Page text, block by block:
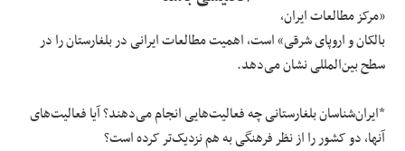
«مرکز مطالعات ایران،
بالکان و اروپای شرقی» است، اهمیت مطالعات ایرانی در بلغارستان را در
سطح بین‌المللی نشان می‌دهد.
*ایران‌شناسان بلغارستانی چه فعالیت‌هایی انجام می‌دهند؟ آیا فعالیت‌های
آنها، دو کشور را از نظر فرهنگی به هم نزدیک‌تر کرده است؟